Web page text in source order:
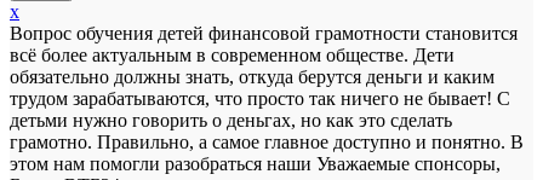
x
Вопрос обучения детей финансовой грамотности становится
всё более актуальным в современном обществе. Дети
обязательно должны знать, откуда берутся деньги и каким
трудом зарабатываются, что просто так ничего не бывает! С
детьми нужно говорить о деньгах, но как это сделать
грамотно. Правильно, а самое главное доступно и понятно. В
этом нам помогли разобраться наши Уважаемые спонсоры,